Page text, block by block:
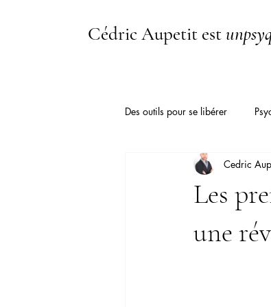
Cédric Aupetit est
Des outils pour se libérer
Hym.Media TV
Psychologie
Les
une
Cedric